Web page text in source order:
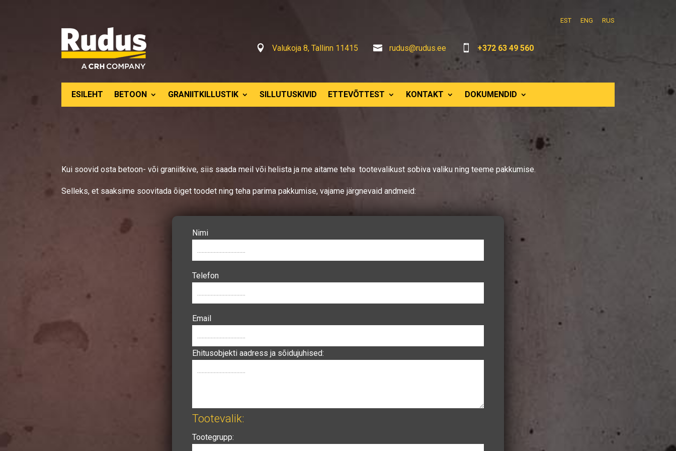
EST ENG RUS
 Valukoja 8, Tallinn 11415  rudus@rudus.ee  +372 63 49 560
ESILEHT BETOON GRANIITKILLUSTIK SILLUTUSKIVID ETTEVÕTTEST KONTAKT DOKUMENDID
Kui soovid osta betoon- või graniitkive, siis saada meil või helista ja me aitame teha tootevalikust sobiva valiku ning teeme pakkumise.
Selleks, et saaksime soovitada õiget toodet ning teha parima pakkumise, vajame järgnevaid andmeid:
Nimi
Telefon
Email
Ehitusobjekti aadress ja sõidujuhised:
Tootevalik:
Tootegrupp: